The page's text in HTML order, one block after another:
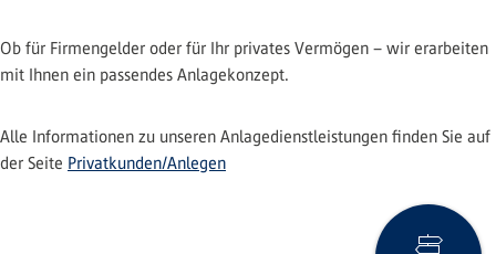
Ob für Firmengelder oder für Ihr privates Vermögen – wir erarbeiten
mit Ihnen ein passendes Anlagekonzept.
Alle Informationen zu unseren Anlagedienstleistungen finden Sie auf
der Seite Privatkunden/Anlegen